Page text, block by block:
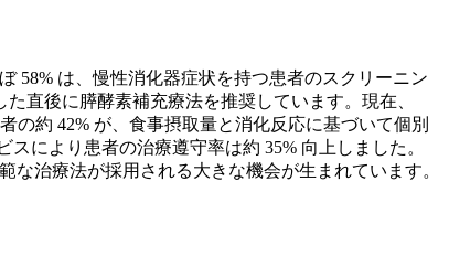
58% は、慢性消化器症状を持つ患者のスクリーニン
直後に膵酵素補充療法を推奨しています。現在、
約 42% が、食事摂取量と消化反応に基づいて個別
により患者の治療遵守率は約 35% 向上しました。
治療法が採用される大きな機会が生まれています。